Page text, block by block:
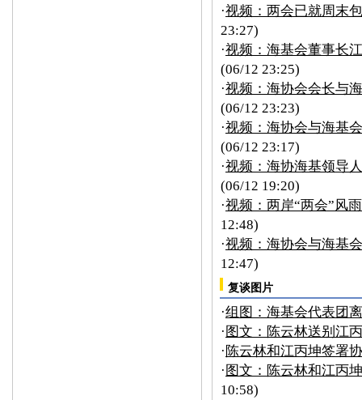
·视频：两会已就周末
23:27)
·视频：海基会董事长
(06/12 23:25)
·视频：海协会会长与
(06/12 23:23)
·视频：海协会与海基
(06/12 23:17)
·视频：海协海基领导
(06/12 19:20)
·视频：两岸“两会”风
12:48)
·视频：海协会与海基
12:47)
复谈图片
·组图：海基会代表团
· 图文：陈云林送别江
· 陈云林和江丙坤签署
· 图文：陈云林和江丙
10:58)